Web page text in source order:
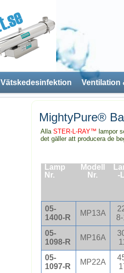
Vätskedesinfektion Ventilation
MightyPure®
Alla STER-L-RAY™ lampor
det gäller att producera de
Lamp
Nr.
Modell
Nr.
-
05-
1400-R
MP13A
05-
1098-R
MP16A
05-
1097-R
MP22A